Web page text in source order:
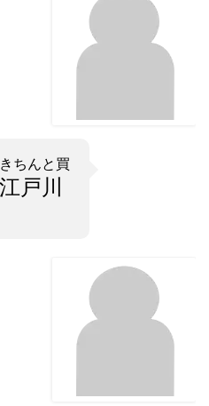
ちんと買
江戸川